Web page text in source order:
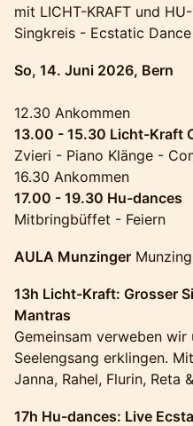
mit LICHT-KRAFT und
Singkreis - Ecstatic
So, 14. Juni 2026, Bern
12.30 Ankommen
13.00 - 15.30 Licht-Kraft
Zvieri - Piano Klänge -
16.30 Ankommen
17.00 - 19.30 Hu-dances
Mitbringbüffet - Feiern
AULA Munzinger
13h Licht-Kraft: Grosser
Mantras
Gemeinsam verweben
Seelengsang erklingen.
Janna, Rahel, Flurin, Reta
17h Hu-dances: Live